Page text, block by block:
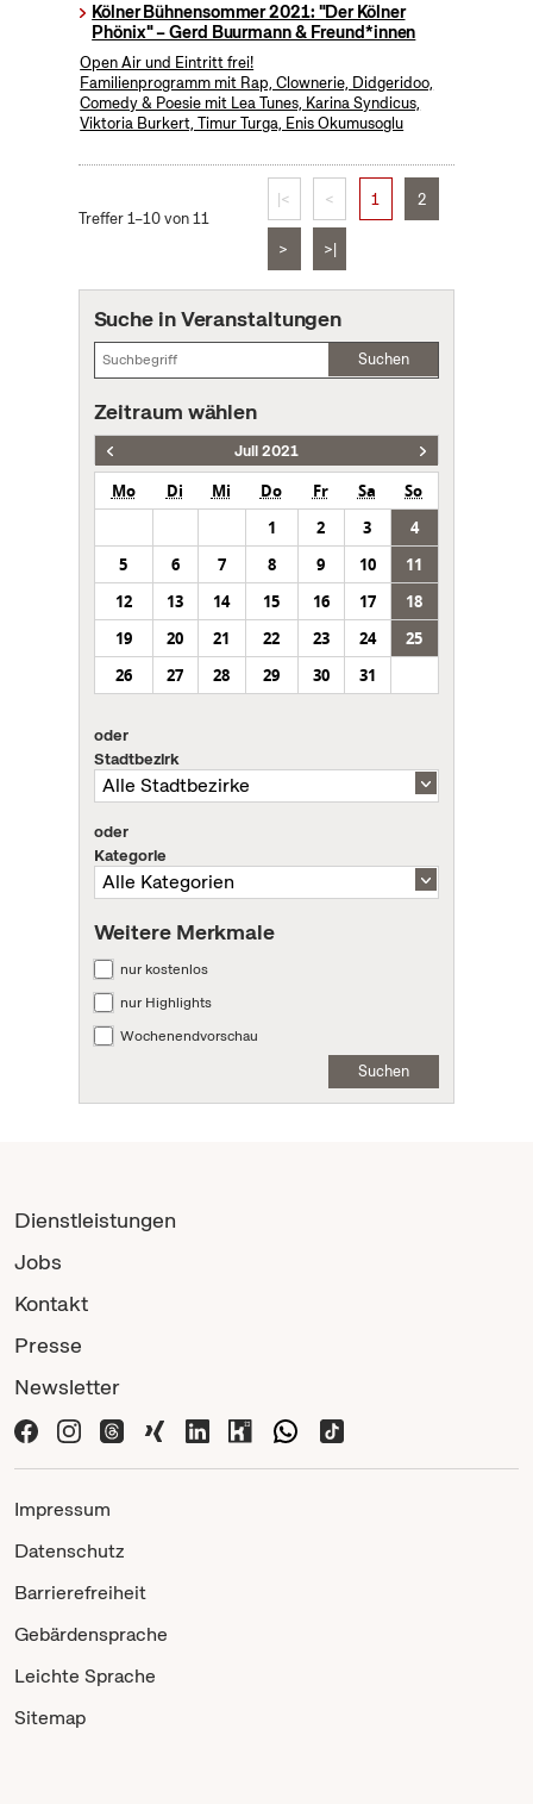
Kölner Bühnensommer 2021: "Der Kölner
Phönix" – Gerd Buurmann & Freund*innen
Open Air und Eintritt frei!
Familienprogramm mit Rap, Clownerie, Didgeridoo,
Comedy & Poesie mit Lea Tunes, Karina Syndicus,
Viktoria Burkert, Timur Turga, Enis Okumusoglu
Treffer 1–10 von 11
|< < 1 2
> >|
Suche in Veranstaltungen
Suchen
Zeitraum wählen
Juli 2021
Mo Di Mi Do Fr Sa
So
1
2 3
4
5
6 7 8 9 10
11
12
13 14 15 16 17
18
19
20 21 22 23 24
25
26
27 28 29 30 31
oder
Stadtbezirk
oder
Kategorie
Weitere Merkmale
nur kostenlos
nur Highlights
Wochenendvorschau
Suchen
Dienstleistungen
Jobs
Kontakt
Presse
Newsletter
Impressum
Datenschutz
Barrierefreiheit
Gebärdensprache
Leichte Sprache
Sitemap